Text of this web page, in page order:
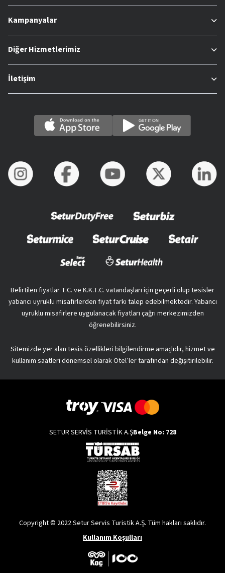
Kampanyalar
Diğer Hizmetlerimiz
İletişim
Belirtilen fiyatlar T.C. ve K.K.T.C. vatandaşları için geçerli olup tesisler
yabancı uyruklu misafirlerden fiyat farkı talep edebilmektedir. Yabancı
uyruklu misafirlere uygulanacak fiyatları çağrı merkezimizden
öğrenebilirsiniz.
Sitemizde yer alan tesis özellikleri bilgilendirme amaçlıdır, hizmet ve
kullanım saatleri dönemsel olarak Otel’ler tarafından değişitirilebilir.
SETUR SERVİS TURİSTİK A.ŞBelge No: 728
Copyright © 2022 Setur Servis Turistik A.Ş. Tüm hakları saklıdır.
Kullanım Koşulları